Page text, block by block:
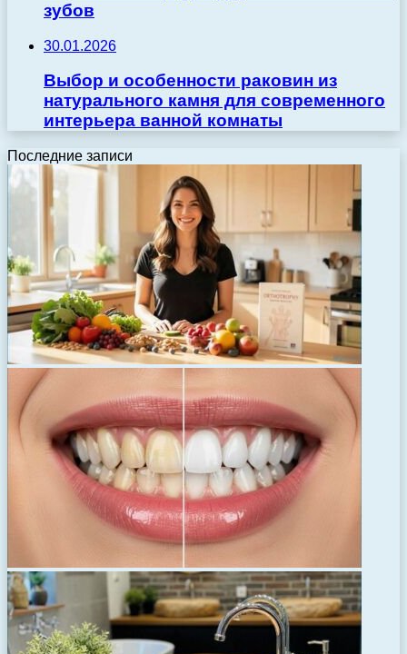
зубов
30.01.2026
Выбор и особенности раковин из
натурального камня для современного
интерьера ванной комнаты
Последние записи